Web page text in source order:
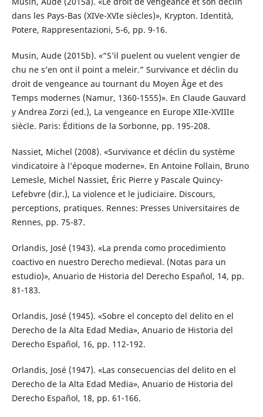
dans les Pays-Bas (XIVe-XVIe siècles)», Krypton. Identità,
Potere, Rappresentazioni, 5-6, pp. 9-16.
Musin, Aude (2015b). «“S’il puelent ou vuelent vengier de
chu ne s’en ont il point a meleir.” Survivance et déclin du
droit de vengeance au tournant du Moyen Âge et des
Temps modernes (Namur, 1360-1555)». En Claude Gauvard
y Andrea Zorzi (ed.), La vengeance en Europe XIIe-XVIIIe
siècle. Paris: Éditions de la Sorbonne, pp. 195-208.
Nassiet, Michel (2008). «Survivance et déclin du système
vindicatoire à l’époque moderne». En Antoine Follain, Bruno
Lemesle, Michel Nassiet, Éric Pierre y Pascale Quincy-
Lefebvre (dir.), La violence et le judiciaire. Discours,
perceptions, pratiques. Rennes: Presses Universitaires de
Rennes, pp. 75-87.
Orlandis, José (1943). «La prenda como procedimiento
coactivo en nuestro Derecho medieval. (Notas para un
estudio)», Anuario de Historia del Derecho Español, 14, pp.
81-183.
Orlandis, José (1945). «Sobre el concepto del delito en el
Derecho de la Alta Edad Media», Anuario de Historia del
Derecho Español, 16, pp. 112-192.
Orlandis, José (1947). «Las consecuencias del delito en el
Derecho de la Alta Edad Media», Anuario de Historia del
Derecho Español, 18, pp. 61-166.